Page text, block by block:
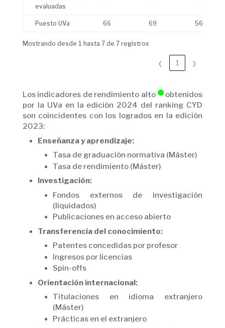
evaluadas
Puesto UVa 66 69 56
Mostrando desde 1 hasta 7 de 7 registros
❮ 1 ❯
Los indicadores de rendimiento alto
obtenidos
por la UVa en la edición 2024 del ranking CYD
son coincidentes con los logrados en la edición
2023:
Enseñanza y aprendizaje:
Tasa de graduación normativa (Máster)
Tasa de rendimiento (Máster)
Investigación:
Fondos externos de investigación
(liquidados)
Publicaciones en acceso abierto
Transferencia del conocimiento:
Patentes concedidas por profesor
Ingresos por licencias
Spin-offs
Orientación internacional:
Titulaciones en idioma extranjero
(Máster)
Prácticas en el extranjero